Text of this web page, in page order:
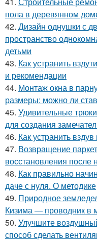
пола в деревянном
42. Дизайн однушки с
пространство
детьми
43. Как устранить
и рекомендации
44. Монтаж окна в
размеры: можно ли
45. Удивительные
для создания
46. Как устранить
47. Возвращение
восстановления после
48. Как правильно
даче с нуля. О методике
49. Природное
Кизима — проводник в
50. Улучшите
способ сделать